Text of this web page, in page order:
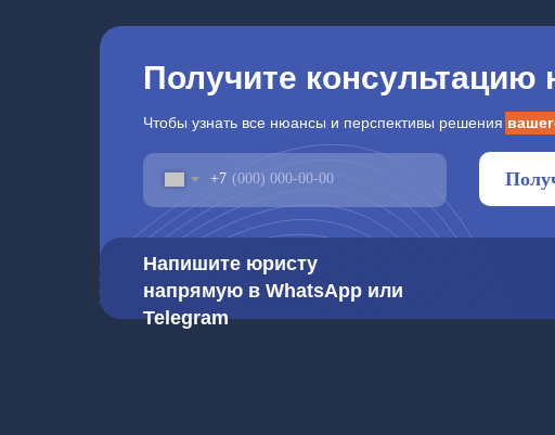
Напишите юристу
напрямую в WhatsApp или
Telegram
Получите консультацию
Чтобы узнать все нюансы и перспективы решения
+7